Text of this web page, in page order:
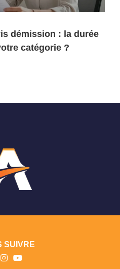
démission : la durée
catégorie ?
SUIVRE